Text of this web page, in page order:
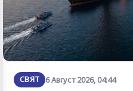
СВЯТ 6 Август 2026, 04:44